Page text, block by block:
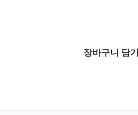
장바구니 담기